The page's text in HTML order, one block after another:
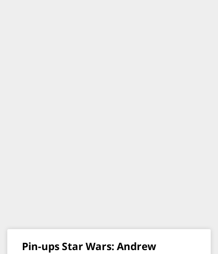
Pin-ups Star Wars: Andrew